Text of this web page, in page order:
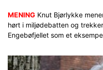
MENING Knut Bjørlykke
hørt i miljødebatten og
Engebøfjellet som et